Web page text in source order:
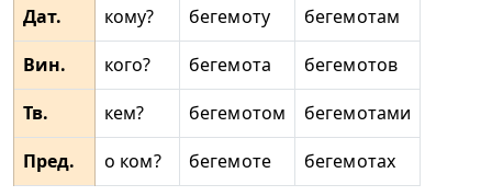
Дат.
кому? бегемоту
бегемотам
Вин.
кого? бегемота
бегемотов
Тв.
кем? бегемотом
бегемотами
Пред.
о ком? бегемоте бегемотах